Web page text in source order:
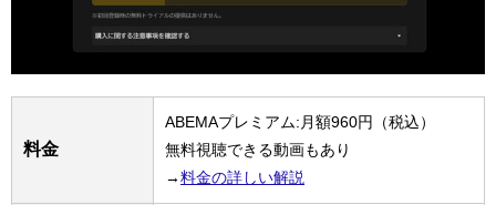
料金
ABEMAプレミアム:月額960円（税込）
無料視聴できる動画もあり
→料金の詳しい解説